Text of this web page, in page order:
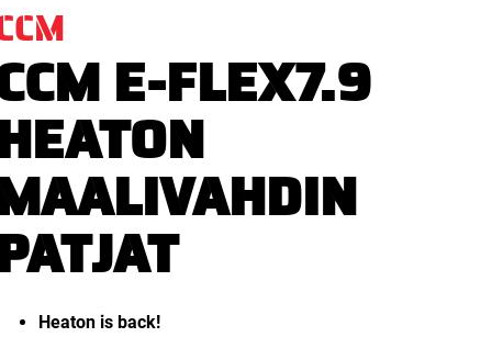
E-FLEX7.9
Heaton is back!